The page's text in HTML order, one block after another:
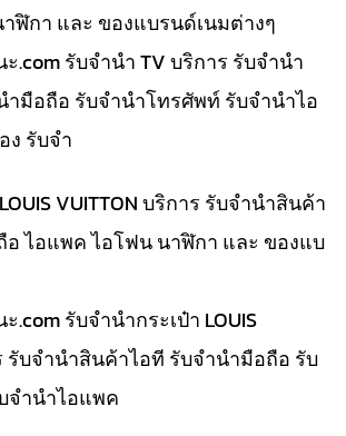
ฬิกา และ ของแบรนด์เนมต่างๆ
.com รับจำนำ TV บริการ รับจำนำ
มือถือ รับจำนำโทรศัพท์ รับจำนำไอ
ง รับจำ
VUITTON บริการ รับจำนำสินค้า
ไอแพค ไอโฟน นาฬิกา และ ของแบ
รับจำนำกระเป๋า LOUIS
รับจำนำสินค้าไอที รับจำนำมือถือ รับ
จำนำไอแพค